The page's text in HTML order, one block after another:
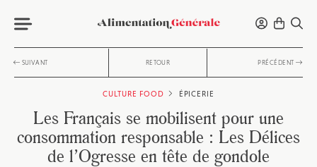
SUIVANT RETOUR PRÉCÉDENT
CULTURE FOOD ÉPICERIE
Les Français se mobilisent pour une
consommation responsable : Les Délices
de l’Ogresse en tête de gondole